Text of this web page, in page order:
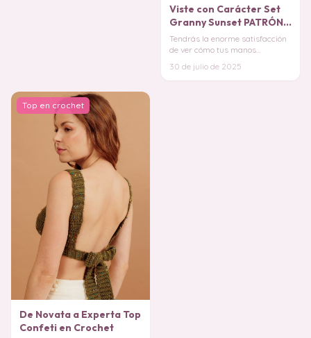
Viste con Carácter Set
Granny Sunset PATRÓN
GRATIS
Tendrás la enorme satisfacción
de ver cómo tus manos
conjunto funcional y
30 de julio de 2025
Top en crochet
De Novata a Experta Top
Confeti en Crochet